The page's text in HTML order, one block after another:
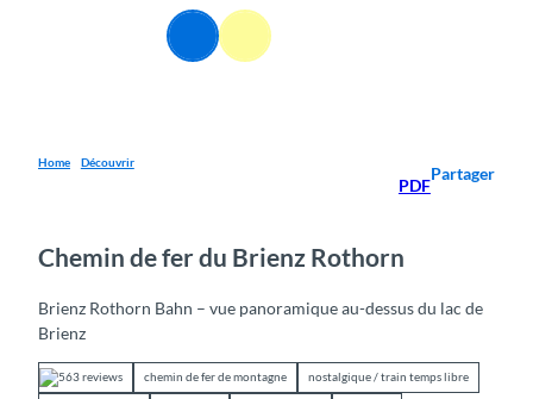
Recherche
Menu
Home Découvrir
PDF
Partager
Chemin de fer du Brienz Rothorn
Brienz Rothorn Bahn – vue panoramique au-dessus du lac de
Brienz
563 reviews chemin de fer de montagne nostalgique / train temps libre